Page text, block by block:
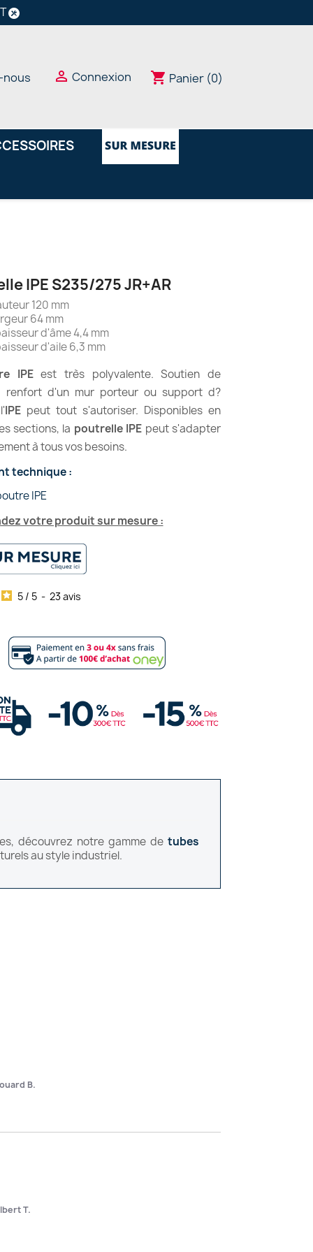
 Connexion shopping_cart Panier (0)
IPE S235/275 JR+AR
120 mm
64 mm
d'âme 4,4 mm
d'aile 6,3 mm
IPEest très polyvalente. Soutien de
renfort d'un mur porteur ou support d?
IPE peut tout s'autoriser. Disponibles en
sections, la poutrelle IPE peut s'adapter
à tous vos besoins.
technique :
IPE
votre produit sur mesure :
5 / 5 - 23avis
découvrez notre gamme de tubes
au style industriel.
B.
T.